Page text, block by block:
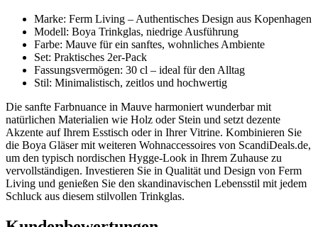
Marke: Ferm Living – Authentisches Design aus Kopenhagen
Modell: Boya Trinkglas, niedrige Ausführung
Farbe: Mauve für ein sanftes, wohnliches Ambiente
Set: Praktisches 2er-Pack
Fassungsvermögen: 30 cl – ideal für den Alltag
Stil: Minimalistisch, zeitlos und hochwertig
Die sanfte Farbnuance in Mauve harmoniert wunderbar mit
natürlichen Materialien wie Holz oder Stein und setzt dezente
Akzente auf Ihrem Esstisch oder in Ihrer Vitrine. Kombinieren Sie
die Boya Gläser mit weiteren Wohnaccessoires von ScandiDeals.de,
um den typisch nordischen Hygge-Look in Ihrem Zuhause zu
vervollständigen. Investieren Sie in Qualität und Design von Ferm
Living und genießen Sie den skandinavischen Lebensstil mit jedem
Schluck aus diesem stilvollen Trinkglas.